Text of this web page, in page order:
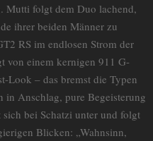
Mutti folgt dem Duo lachend,
ihrer beiden Männer zu
RS im endlosen Strom der
von einem kernigen 911 G-
Look – das bremst die Typen
in Anschlag, pure Begeisterung
bei Schatzi unter und folgt
Blicken: „Wahnsinn,